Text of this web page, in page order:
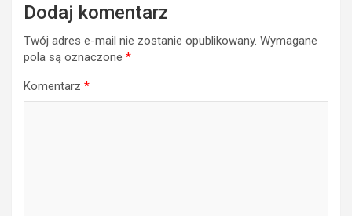
Dodaj komentarz
Twój adres e-mail nie zostanie opublikowany. Wymagane
pola są oznaczone *
Komentarz *